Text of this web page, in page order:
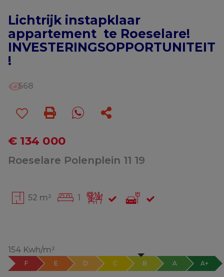
Lichtrijk instapklaar
appartement te Roeselare!
INVESTERINGSOPPORTUNITEIT
!
568
€ 134 000
Roeselare Polenplein 11 19
52 m² 1
154 Kwh/m²
F E D C B A A+